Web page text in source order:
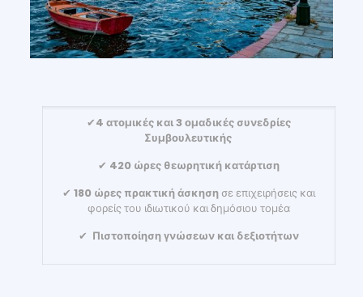
✔4 ατομικές και 3 ομαδικές συνεδρίες
Συμβουλευτικής
✔ 420 ώρες θεωρητική κατάρτιση
✔180 ώρες πρακτική άσκηση σε επιχειρήσεις και
φορείς του ιδιωτικού και δημόσιου τομέα
✔ Πιστοποίηση γνώσεων και δεξιοτήτων